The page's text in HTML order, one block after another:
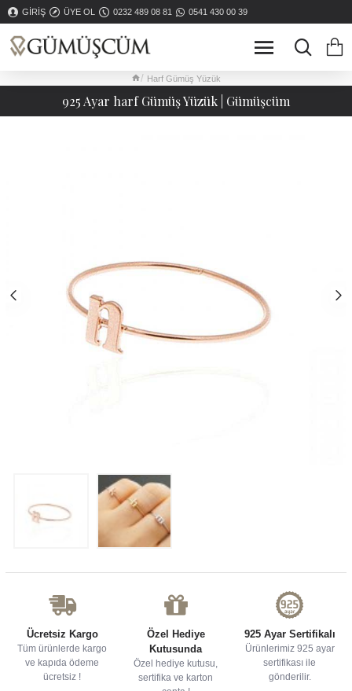
GIRIŞ ÜYE OL 0232 489 08 81 0541 430 00 39
Harf Gümüş Yüzük
925 Ayar harf Gümüş Yüzük | Gümüşcüm
Ücretsiz Kargo
Tüm ürünlerde kargo
ve kapıda ödeme
ücretsiz !
Özel Hediye
Kutusunda
Özel hediye kutusu,
sertifika ve karton
925 Ayar Sertifikalı
Ürünlerimiz 925 ayar
sertifikası ile
gönderilir.